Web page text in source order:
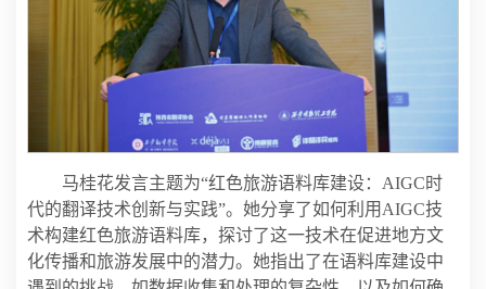
马桂花发言主题为“红色旅游语料库建设：AIGC时
代的翻译技术创新与实践”。她分享了如何利用AIGC技
术构建红色旅游语料库，探讨了这一技术在促进地方文
化传播和旅游发展中的潜力。她指出了在语料库建设中